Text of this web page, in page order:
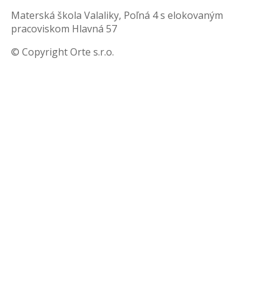
Materská škola Valaliky, Poľná 4 s elokovaným
pracoviskom Hlavná 57
© Copyright Orte s.r.o.